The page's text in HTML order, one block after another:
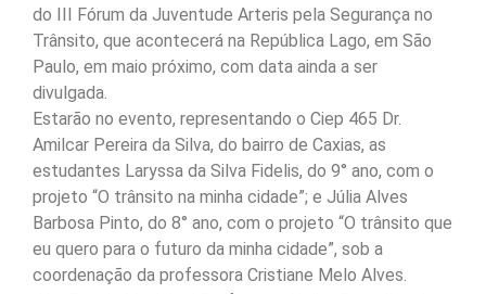
do III Fórum da Juventude Arteris pela Segurança no
Trânsito, que acontecerá na República Lago, em São
Paulo, em maio próximo, com data ainda a ser
divulgada.
Estarão no evento, representando o Ciep 465 Dr.
Amilcar Pereira da Silva, do bairro de Caxias, as
estudantes Laryssa da Silva Fidelis, do 9° ano, com o
projeto “O trânsito na minha cidade”; e Júlia Alves
Barbosa Pinto, do 8° ano, com o projeto “O trânsito que
eu quero para o futuro da minha cidade”, sob a
coordenação da professora Cristiane Melo Alves.